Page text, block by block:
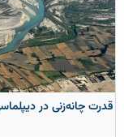
قدرت چانه‌زنی در